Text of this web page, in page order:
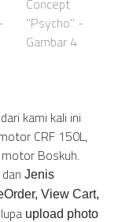
kami kali ini
CRF 150L,
Boskuh.
dan Jenis
View Cart,
upload photo